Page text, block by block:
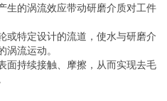
生的涡流效应带动研磨介质对工件
或特定设计的流道，使水与研磨介
涡流运动。
面持续接触、摩擦，从而实现去毛